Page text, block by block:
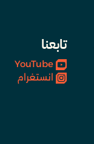
تابعنا
YouTube
انستغرام